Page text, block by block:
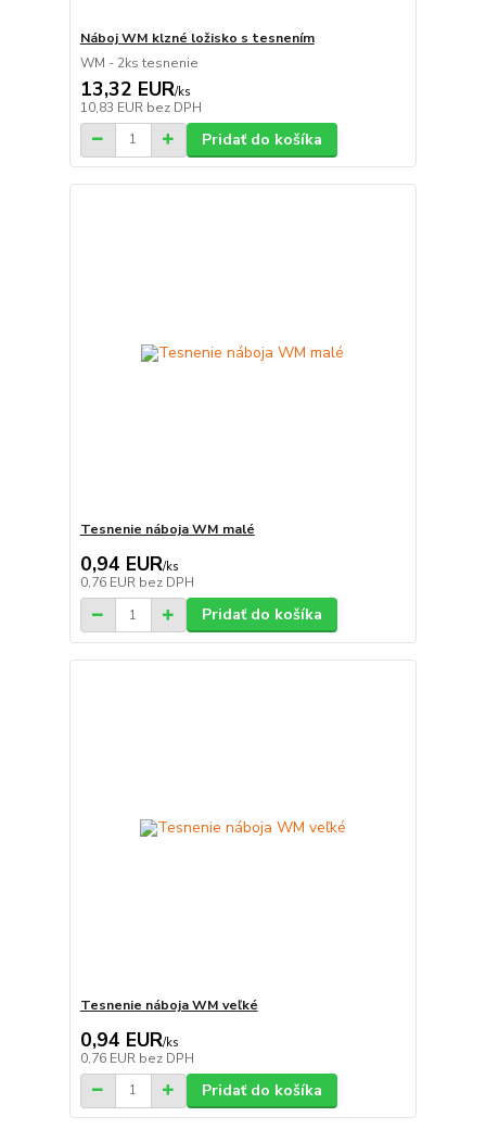
Náboj WM klzné ložisko s tesnením
WM - 2ks tesnenie
13,32 EUR/ks
10,83 EUR bez DPH
Pridať do košíka
Tesnenie náboja WM malé
0,94 EUR/ks
0,76 EUR bez DPH
Pridať do košíka
Tesnenie náboja WM veľké
0,94 EUR/ks
0,76 EUR bez DPH
Pridať do košíka